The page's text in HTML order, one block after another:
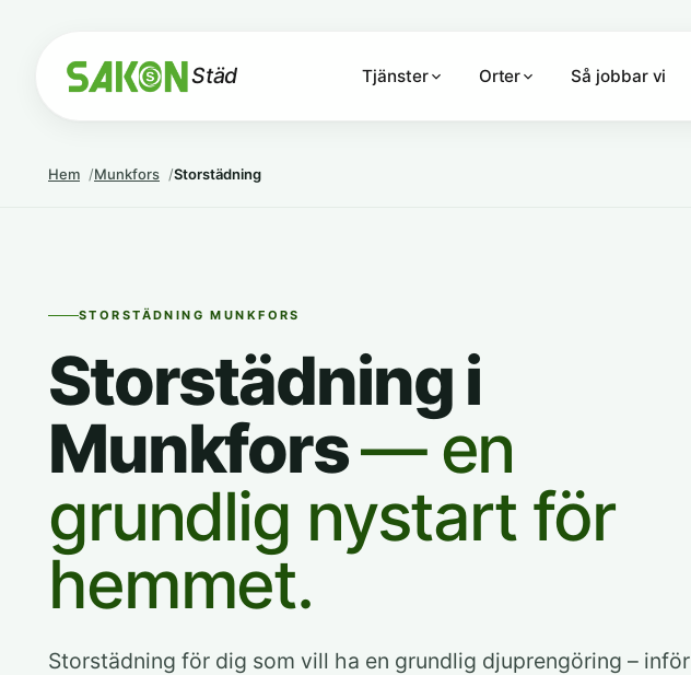
Städ Tjänster Orter Så jobbar vi
Hem Munkfors Storstädning
STORSTÄDNING MUNKFORS
Storstädning i
Munkfors— en
grundlig nystart för
hemmet.
Storstädning för dig som vill ha en grundlig djuprengöring – inför